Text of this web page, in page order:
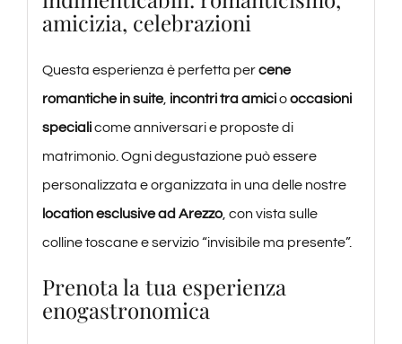
amicizia, celebrazioni
Questa esperienza è perfetta percene
romantiche in suite, incontri tra amiciooccasioni
specialicome anniversari e proposte di
matrimonio. Ogni degustazione può essere
personalizzata e organizzata in una delle nostre
location esclusive ad Arezzo, con vista sulle
colline toscane e servizio “invisibile ma presente”.
Prenota la tua esperienza
enogastronomica